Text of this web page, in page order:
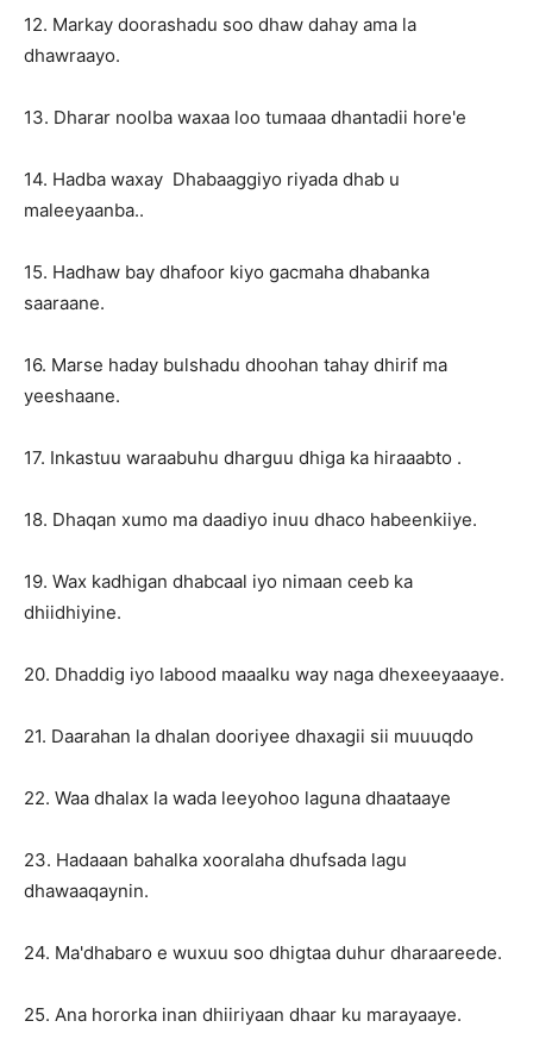
12. Markay doorashadu soo dhaw dahay ama la
dhawraayo.
13. Dharar noolba waxaa loo tumaaa dhantadii hore'e
14. Hadba waxay Dhabaaggiyo riyada dhab u
maleeyaanba..
15. Hadhaw bay dhafoor kiyo gacmaha dhabanka
saaraane.
16. Marse haday bulshadu dhoohan tahay dhirif ma
yeeshaane.
17. Inkastuu waraabuhu dharguu dhiga ka hiraaabto .
18. Dhaqan xumo ma daadiyo inuu dhaco habeenkiiye.
19. Wax kadhigan dhabcaal iyo nimaan ceeb ka
dhiidhiyine.
20. Dhaddig iyo labood maaalku way naga dhexeeyaaaye.
21. Daarahan la dhalan dooriyee dhaxagii sii muuuqdo
22. Waa dhalax la wada leeyohoo laguna dhaataaye
23. Hadaaan bahalka xooralaha dhufsada lagu
dhawaaqaynin.
24. Ma'dhabaro e wuxuu soo dhigtaa duhur dharaareede.
25. Ana hororka inan dhiiriyaan dhaar ku marayaaye.